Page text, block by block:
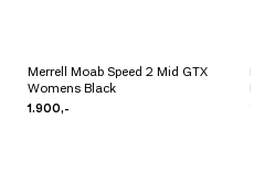
Merrell Moab Speed 2 Mid GTX
Womens Black
1.900,-